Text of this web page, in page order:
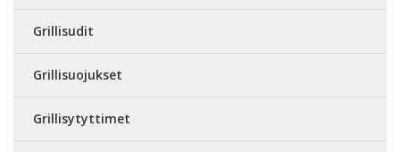
Grillisudit
Grillisuojukset
Grillisytyttimet